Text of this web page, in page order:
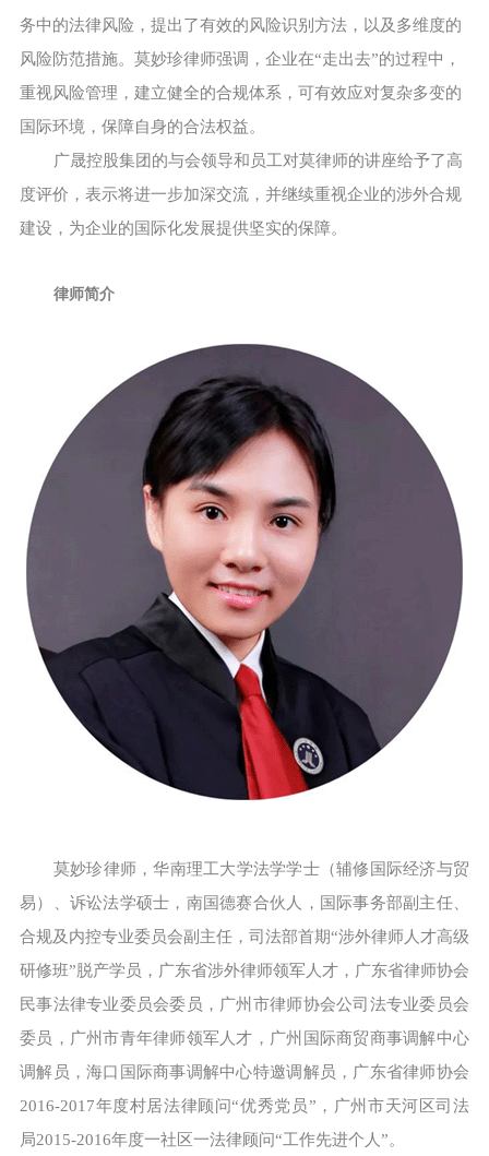
务中的法律风险，提出了有效的风险识别方法，以及多维度的
风险防范措施。莫妙珍律师强调，企业在“走出去”的过程中，
重视风险管理，建立健全的合规体系，可有效应对复杂多变的
国际环境，保障自身的合法权益。
广晟控股集团的与会领导和员工对莫律师的讲座给予了高
度评价，表示将进一步加深交流，并继续重视企业的涉外合规
建设，为企业的国际化发展提供坚实的保障。
律师简介
莫妙珍律师，华南理工大学法学学士（辅修国际经济与贸
易）、诉讼法学硕士，南国德赛合伙人，国际事务部副主任、
合规及内控专业委员会副主任，司法部首期“涉外律师人才高级
研修班”脱产学员，广东省涉外律师领军人才，广东省律师协会
民事法律专业委员会委员，广州市律师协会公司法专业委员会
委员，广州市青年律师领军人才，广州国际商贸商事调解中心
调解员，海口国际商事调解中心特邀调解员，广东省律师协会
2016-2017年度村居法律顾问“优秀党员”，广州市天河区司法
局2015-2016年度一社区一法律顾问“工作先进个人”。